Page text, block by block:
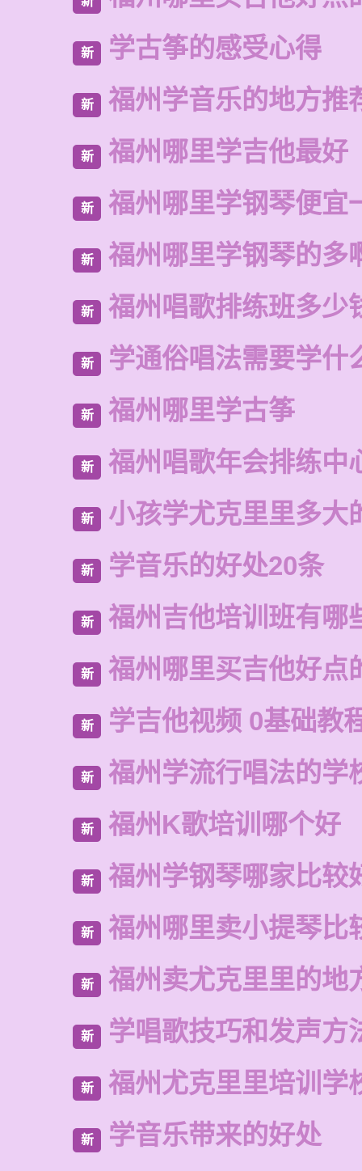
新 学古筝的感受心得
新 福州学音乐的地方推
新 福州哪里学吉他最好
新 福州哪里学钢琴便宜
新 福州哪里学钢琴的多
新 福州唱歌排练班多少
新 学通俗唱法需要学什
新 福州哪里学古筝
新 福州唱歌年会排练中
新 小孩学尤克里里多大
新 学音乐的好处20条
新 福州吉他培训班有哪
新 福州哪里买吉他好点
新 学吉他视频 0基础教
新 福州学流行唱法的学
新 福州K歌培训哪个好
新 福州学钢琴哪家比较
新 福州哪里卖小提琴比
新 福州卖尤克里里的地
新 学唱歌技巧和发声方
新 福州尤克里里培训学
新 学音乐带来的好处